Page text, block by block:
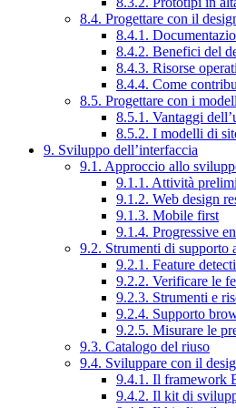
8.4. Progettare con il
8.4.1.
8.4.2. Benefici del
8.4.3. Risorse
8.4.4. Come
8.5. Progettare con i
8.5.1. Vantaggi
8.5.2. I modelli di
9. Sviluppo dell’interfaccia
9.1. Approccio allo
9.1.1. Attività
9.1.2. Web design
9.1.3. Mobile first
9.1.4. Progressive
9.2. Strumenti di supporto
9.2.1. Feature
9.2.2. Verificare le
9.2.3. Strumenti e
9.2.4. Supporto
9.2.5. Misurare le
9.3. Catalogo del riuso
9.4. Sviluppare con il
9.4.1. Il framework
9.4.2. Il kit di